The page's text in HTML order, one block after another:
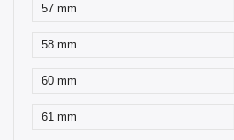
57 mm
58 mm
60 mm
61 mm